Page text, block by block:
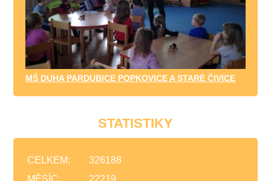
MŠ DUHA PARDUBICE POPKOVICE A STARÉ ČIVICE
STATISTIKY
CELKEM:
326188
MĚSÍC:
22219